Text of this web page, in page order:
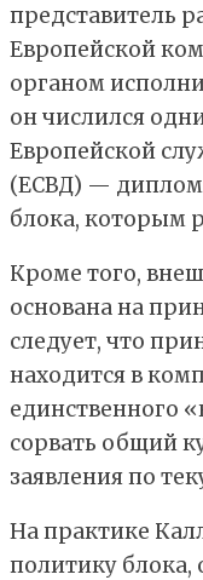
представитель
Европейской
органом
он числился
Европейской
(ЕСВД) —
блока, которым
Кроме того,
основана на
следует, что
находится в
единственного
сорвать общий
заявления по
На практике
политику блока,